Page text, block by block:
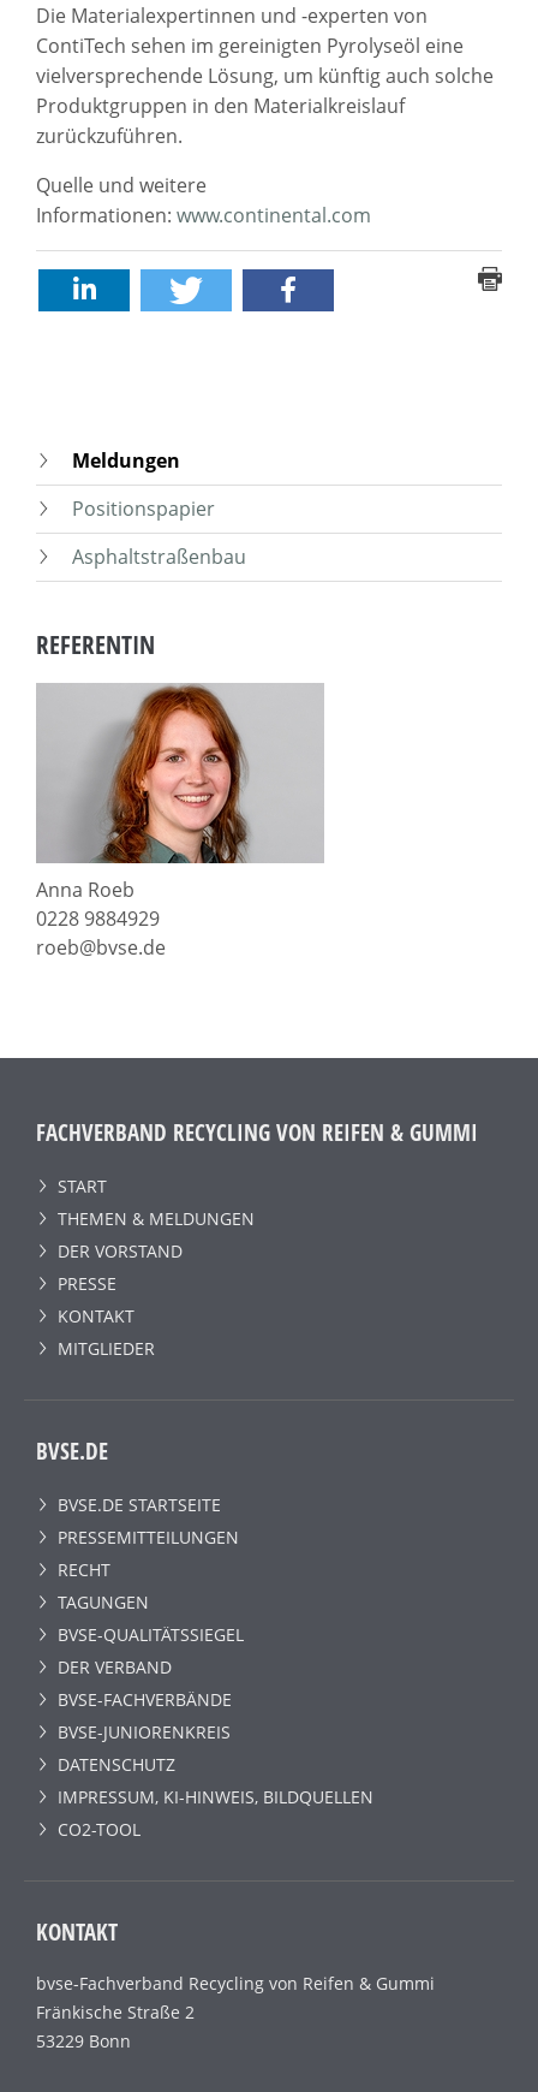
Die Materialexpertinnen und -experten von
ContiTech sehen im gereinigten Pyrolyseöl eine
vielversprechende Lösung, um künftig auch solche
Produktgruppen in den Materialkreislauf
zurückzuführen.
Quelle und weitere
Informationen: www.continental.com
Meldungen
Positionspapier
Asphaltstraßenbau
REFERENTIN
Anna Roeb
0228 9884929
roeb@bvse.de
FACHVERBAND RECYCLING VON REIFEN & GUMMI
START
THEMEN & MELDUNGEN
DER VORSTAND
PRESSE
KONTAKT
MITGLIEDER
BVSE.DE
BVSE.DE STARTSEITE
PRESSEMITTEILUNGEN
RECHT
TAGUNGEN
BVSE-QUALITÄTSSIEGEL
DER VERBAND
BVSE-FACHVERBÄNDE
BVSE-JUNIORENKREIS
DATENSCHUTZ
IMPRESSUM, KI-HINWEIS, BILDQUELLEN
CO2-TOOL
KONTAKT
bvse-Fachverband Recycling von Reifen & Gummi
Fränkische Straße 2
53229 Bonn